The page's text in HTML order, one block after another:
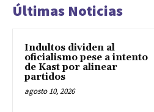
Últimas Noticias
Indultos dividen al
oficialismo pese a intento
de Kast por alinear
partidos
agosto 10, 2026